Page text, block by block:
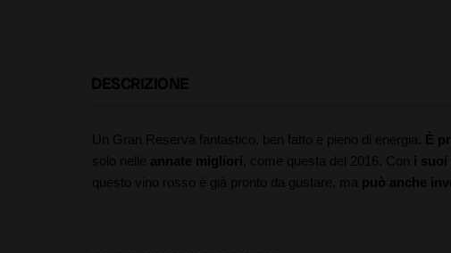
DESCRIZIONE
Un Gran Reserva fantastico, ben fatto e pieno di energia. È
solo nelle annate migliori , come questa del 2016. Con i suoi
questo vino rosso è già pronto da gustare, ma può anche